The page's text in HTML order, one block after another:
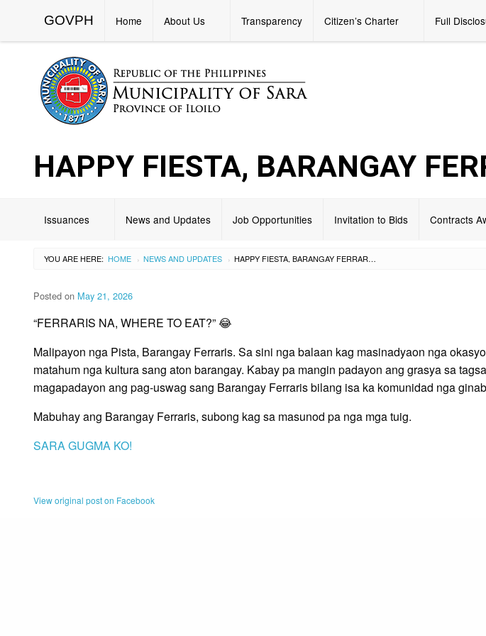
GOVPH Home About Us Transparency Citizen’s Charter Full
HAPPY FIESTA, BARANGAY
Issuances News and Updates Job Opportunities Invitation to Bids Contracts
YOU ARE HERE: HOME › NEWS AND UPDATES › HAPPY FIESTA, BARANGAY FERRARIS!
Posted on May 21, 2026
“FERRARIS NA, WHERE TO EAT?” 😂
Malipayon nga Pista, Barangay Ferraris. Sa sini nga balaan kag masinadyaon nga
matahum nga kultura sang aton barangay. Kabay pa mangin padayon ang grasya sa
magapadayon ang pag-uswag sang Barangay Ferraris bilang isa ka komunidad nga
Mabuhay ang Barangay Ferraris, subong kag sa masunod pa nga mga tuig.
SARA GUGMA KO!
View original post on Facebook